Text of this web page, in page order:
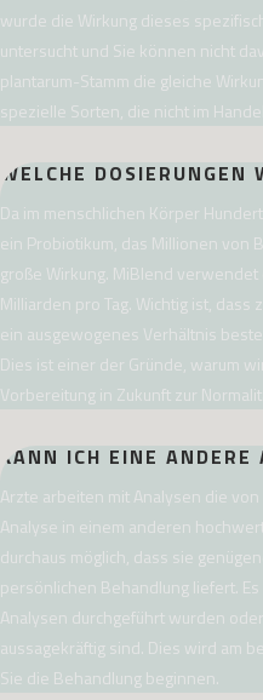
wurde die Wirkung dieses
untersucht und Sie können nicht
plantarum-Stamm die gleiche
spezielle Sorten, die nicht im
WELCHE DOSIERUNGEN
Da im menschlichen Körper
ein Probiotikum, das Millionen von
große Wirkung. MiBlend
Milliarden pro Tag. Wichtig ist,
ein ausgewogenes Verhältnis
Dies ist einer der Gründe, warum
Vorbereitung in Zukunft zur
KANN ICH EINE
Arzte arbeiten mit Analysen die
Analyse in einem anderen
durchaus möglich, dass sie
persönlichen Behandlung liefert.
Analysen durchgeführt wurden
aussagekräftig sind. Dies wird am
Sie die Behandlung beginnen.